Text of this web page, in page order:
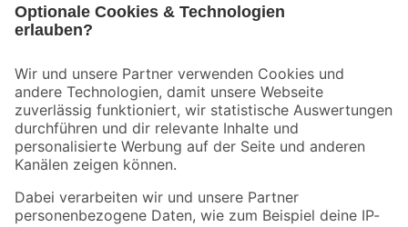
Der toom Newsletter: Keine Angebote und Aktionen mehr verpassen!
Zur Newsletter Anmeldung
Folge uns